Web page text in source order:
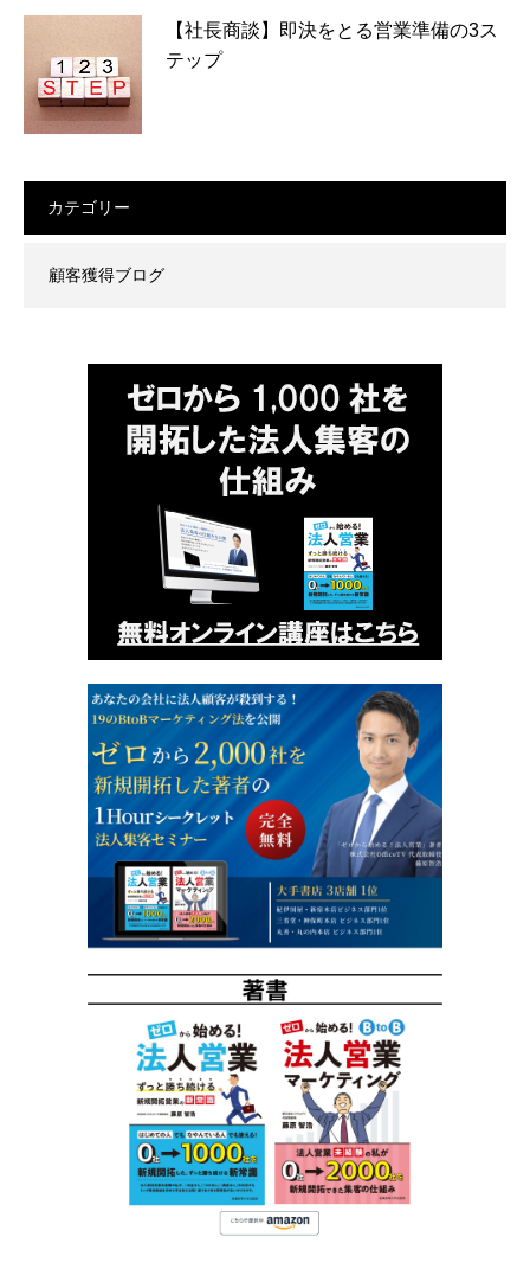
【社長商談】即決をとる営業準備の3ス
テップ
カテゴリー
顧客獲得ブログ